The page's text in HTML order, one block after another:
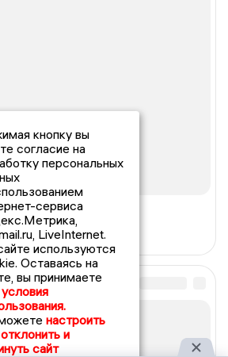
кнопку вы
согласие на
персональных
сервиса
LiveInternet.
используются
Оставаясь на
вы принимаете
настроить
отклонить и
сайт